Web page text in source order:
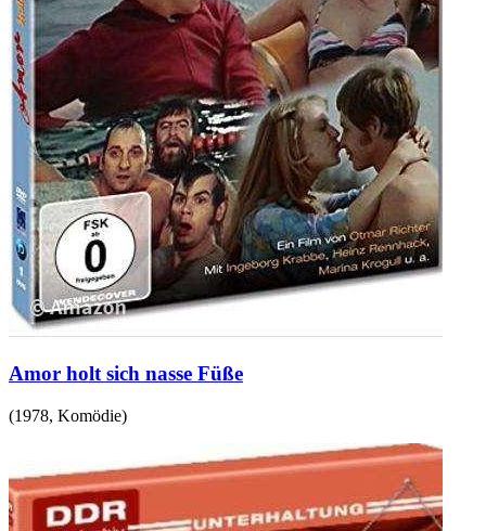
Amor holt sich nasse Füße
(1978, Komödie)